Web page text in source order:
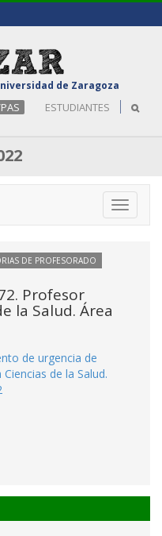
de Zaragoza
ESTUDIANTES
Toggle
DE PROFESORADO
Profesor
la Salud. Área
de urgencia de
de la Salud.